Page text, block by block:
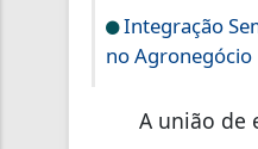
Integração
no Agronegócio
A união de